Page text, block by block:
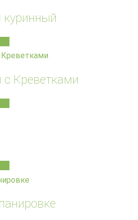
Креветками